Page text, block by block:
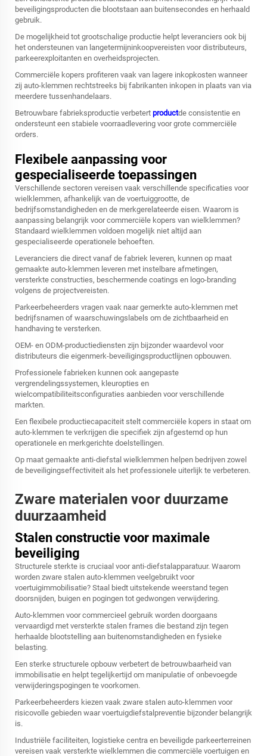
beveiligingsproducten die blootstaan aan buitensecondes en herhaald
gebruik.
De mogelijkheid tot grootschalige productie helpt leveranciers ook bij
het ondersteunen van langetermijninkoopvereisten voor distributeurs,
parkeerexploitanten en overheidsprojecten.
Commerciële kopers profiteren vaak van lagere inkopkosten wanneer
zij auto-klemmen rechtstreeks bij fabrikanten inkopen in plaats van via
meerdere tussenhandelaars.
Betrouwbare fabrieksproductie verbetert productde consistentie en
ondersteunt een stabiele voorraadlevering voor grote commerciële
orders.
Flexibele aanpassing voor
gespecialiseerde toepassingen
Verschillende sectoren vereisen vaak verschillende specificaties voor
wielklemmen, afhankelijk van de voertuiggrootte, de
bedrijfsomstandigheden en de merkgerelateerde eisen. Waarom is
aanpassing belangrijk voor commerciële kopers van wielklemmen?
Standaard wielklemmen voldoen mogelijk niet altijd aan
gespecialiseerde operationele behoeften.
Leveranciers die direct vanaf de fabriek leveren, kunnen op maat
gemaakte auto-klemmen leveren met instelbare afmetingen,
versterkte constructies, beschermende coatings en logo-branding
volgens de projectvereisten.
Parkeerbeheerders vragen vaak naar gemerkte auto-klemmen met
bedrijfsnamen of waarschuwingslabels om de zichtbaarheid en
handhaving te versterken.
OEM- en ODM-productiediensten zijn bijzonder waardevol voor
distributeurs die eigenmerk-beveiligingsproductlijnen opbouwen.
Professionele fabrieken kunnen ook aangepaste
vergrendelingssystemen, kleuropties en
wielcompatibiliteitsconfiguraties aanbieden voor verschillende
markten.
Een flexibele productiecapaciteit stelt commerciële kopers in staat om
auto-klemmen te verkrijgen die specifiek zijn afgestemd op hun
operationele en merkgerichte doelstellingen.
Op maat gemaakte anti-diefstal wielklemmen helpen bedrijven zowel
de beveiligingseffectiviteit als het professionele uiterlijk te verbeteren.
Zware materialen voor duurzame
duurzaamheid
Stalen constructie voor maximale
beveiliging
Structurele sterkte is cruciaal voor anti-diefstalapparatuur. Waarom
worden zware stalen auto-klemmen veelgebruikt voor
voertuigimmobilisatie? Staal biedt uitstekende weerstand tegen
doorsnijden, buigen en pogingen tot gedwongen verwijdering.
Auto-klemmen voor commercieel gebruik worden doorgaans
vervaardigd met versterkte stalen frames die bestand zijn tegen
herhaalde blootstelling aan buitenomstandigheden en fysieke
belasting.
Een sterke structurele opbouw verbetert de betrouwbaarheid van
immobilisatie en helpt tegelijkertijd om manipulatie of onbevoegde
verwijderingspogingen te voorkomen.
Parkeerbeheerders kiezen vaak zware stalen auto-klemmen voor
risicovolle gebieden waar voertuigdiefstalpreventie bijzonder belangrijk
is.
Industriële faciliteiten, logistieke centra en beveiligde parkeerterreinen
vereisen vaak versterkte wielklemmen die commerciële voertuigen en